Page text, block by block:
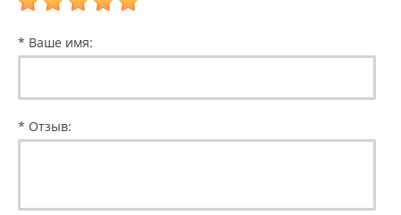
* Ваше имя:
* Отзыв: